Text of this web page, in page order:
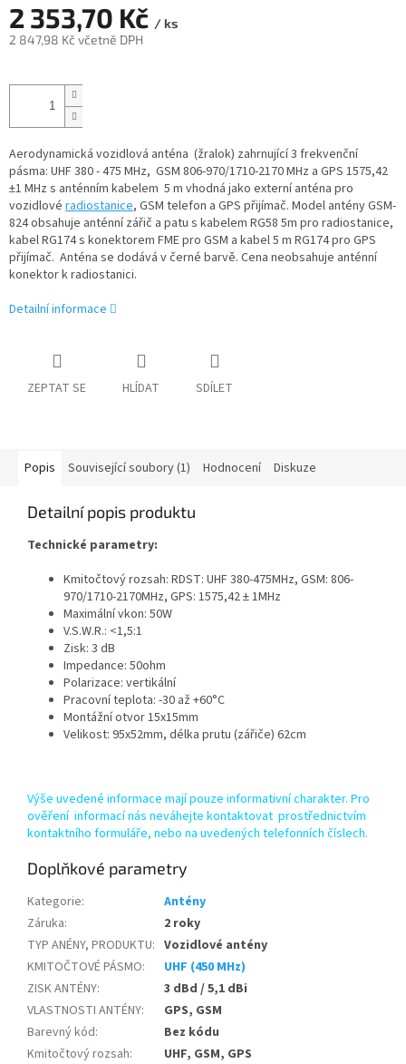
2 353,70 Kč / ks
2 847,98 Kč včetně DPH
cena:
Aerodynamická vozidlová anténa (žralok) zahrnující 3 frekvenční
pásma: UHF 380 - 475 MHz, GSM 806-970/1710-2170 MHz a GPS 1575,42
±1 MHz s anténním kabelem 5 m vhodná jako externí anténa pro
vozidlové radiostanice, GSM telefon a GPS přijímač. Model antény GSM-
824 obsahuje anténní zářič a patu s kabelem RG58 5m pro radiostanice,
kabel RG174 s konektorem FME pro GSM a kabel 5 m RG174 pro GPS
přijímač. Anténa se dodává v černé barvě. Cena neobsahuje anténní
konektor k radiostanici.
Detailní informace
ZEPTAT SE HLÍDAT SDÍLET
Popis Související soubory (1) Hodnocení Diskuze
Detailní popis produktu
Technické parametry:
Kmitočtový rozsah: RDST: UHF 380-475MHz, GSM: 806-
970/1710-2170MHz, GPS: 1575,42 ± 1MHz
Maximální vkon: 50W
V.S.W.R.: <1,5:1
Zisk: 3 dB
Impedance: 50ohm
Polarizace: vertikální
Pracovní teplota: -30 až +60°C
Montážní otvor 15x15mm
Velikost: 95x52mm, délka prutu (zářiče) 62cm
Výše uvedené informace mají pouze informativní charakter. Pro
ověření informací nás neváhejte kontaktovat prostřednictvím
kontaktního formuláře, nebo na uvedených telefonních číslech.
Doplňkové parametry
Kategorie:
Antény
Záruka:
2 roky
TYP ANÉNY, PRODUKTU: Vozidlové antény
KMITOČTOVÉ PÁSMO:
UHF (450 MHz)
ZISK ANTÉNY:
3 dBd / 5,1 dBi
VLASTNOSTI ANTÉNY:
GPS, GSM
Barevný kód:
Bez kódu
Kmitočtový rozsah: UHF, GSM, GPS